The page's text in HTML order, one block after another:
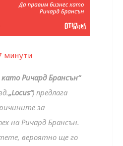
минути
Ричард Брансън“
„Locus“) предлага
за
на Ричард Брансън.
вероятно ще го